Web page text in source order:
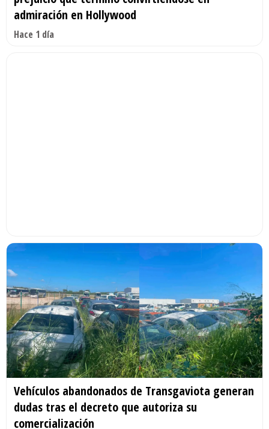
admiración en Hollywood
Hace 1 día
Vehículos abandonados de Transgaviota generan
dudas tras el decreto que autoriza su
comercialización